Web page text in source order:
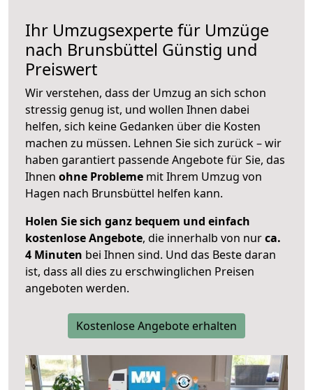
Ihr Umzugsexperte für Umzüge
nach Brunsbüttel Günstig und
Preiswert
Wir verstehen, dass der Umzug an sich schon
stressig genug ist, und wollen Ihnen dabei
helfen, sich keine Gedanken über die Kosten
machen zu müssen. Lehnen Sie sich zurück – wir
haben garantiert passende Angebote für Sie, das
Ihnen ohne Probleme mit Ihrem Umzug von
Hagen nach Brunsbüttel helfen kann.
Holen Sie sich ganz bequem und einfach
kostenlose Angebote, die innerhalb von nurca.
4 Minuten bei Ihnen sind. Und das Beste daran
ist, dass all dies zu erschwinglichen Preisen
angeboten werden.
Kostenlose Angebote erhalten